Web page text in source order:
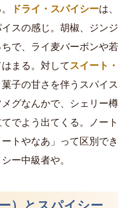
ドライ・スパイシーは、
スの感じ。胡椒、ジンジ
で、ライ麦バーボンや若
まる。対して スイート・
子の甘さを伴うスパイス
グなんかで、シェリー樽
でよう出てくる。ノート
トやなあ」って区別でき
ー中級者や。